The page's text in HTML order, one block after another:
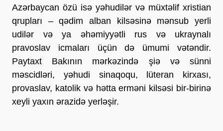
Azərbaycan özü isə yəhudilər və müxtəlif xristian
qrupları – qədim alban kilsəsinə mənsub yerli
udilər və ya əhəmiyyətli rus və ukraynalı
pravoslav icmaları üçün də ümumi vətəndir.
Paytaxt Bakının mərkəzində şiə və sünni
məscidləri, yəhudi sinaqoqu, lüteran kirxası,
provaslav, katolik və hətta erməni kilsəsi bir-birinə
xeyli yaxın ərazidə yerləşir.